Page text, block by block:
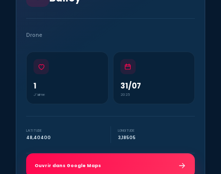
Drone
1
J’aime
31/07
2025
LATITUDE
48,40400
LONGITUDE
3,18505
Ouvrir dans Google Maps